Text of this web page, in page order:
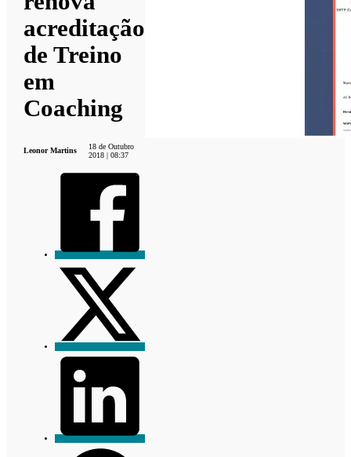
acreditação
de Treino
em
Coaching
Leonor Martins
18 de Outubro
2018 | 08:37